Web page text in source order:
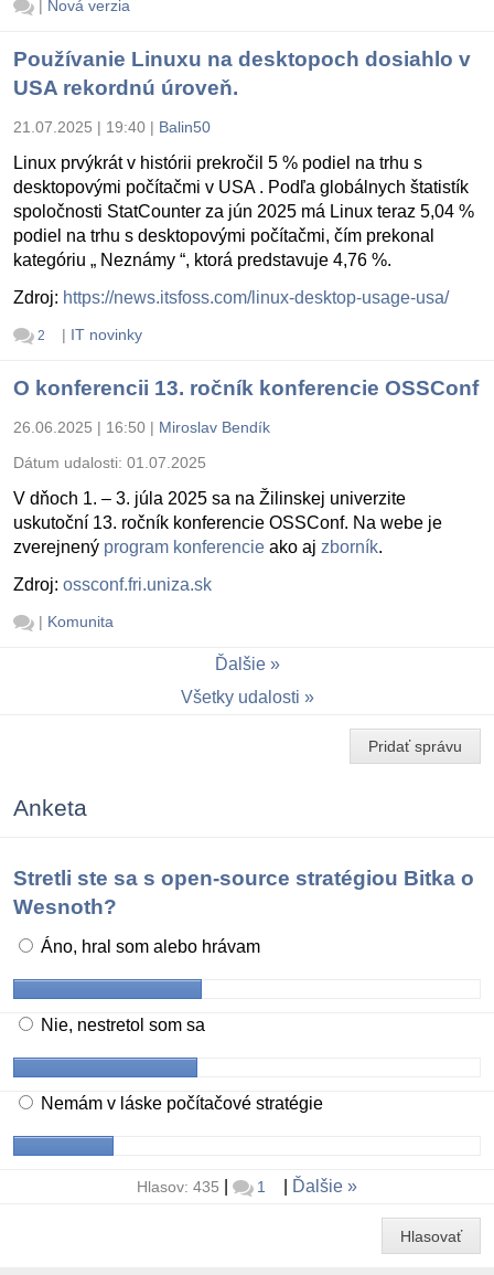
| Nová verzia
Používanie Linuxu na desktopoch dosiahlo v
USA rekordnú úroveň.
21.07.2025 | 19:40 | Balin50
Linux prvýkrát v histórii prekročil 5 % podiel na trhu s
desktopovými počítačmi v USA . Podľa globálnych štatistík
spoločnosti StatCounter za jún 2025 má Linux teraz 5,04 %
podiel na trhu s desktopovými počítačmi, čím prekonal
kategóriu „ Neznámy “, ktorá predstavuje 4,76 %.
Zdroj: https://news.itsfoss.com/linux-desktop-usage-usa/
2 | IT novinky
O konferencii 13. ročník konferencie OSSConf
26.06.2025 | 16:50 | Miroslav Bendík
Dátum udalosti: 01.07.2025
V dňoch 1. – 3. júla 2025 sa na Žilinskej univerzite
uskutoční 13. ročník konferencie OSSConf. Na webe je
zverejnený program konferencie ako aj zborník.
Zdroj: ossconf.fri.uniza.sk
| Komunita
Ďalšie
Všetky udalosti
Pridať správu
Anketa
Stretli ste sa s open-source stratégiou Bitka o
Wesnoth?
Áno, hral som alebo hrávam
Nie, nestretol som sa
Nemám v láske počítačové stratégie
Hlasov: 435 1 Ďalšie
Hlasovať